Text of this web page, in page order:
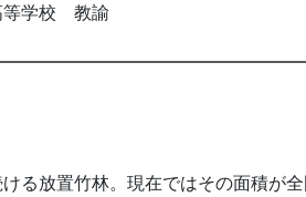
等学校 教諭
る放置竹林。現在ではその面積が